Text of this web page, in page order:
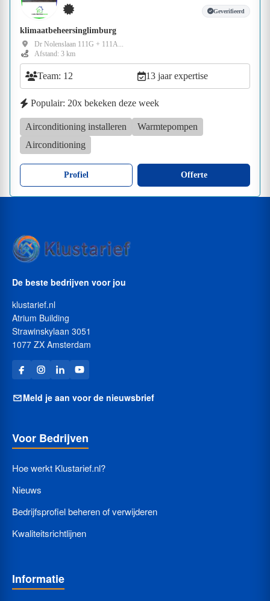
Geverifieerd
klimaatbeheersinglimburg
Dr Nolenslaan 111G + 111A...
Afstand: 3 km
Team: 12 13 jaar expertise
Populair: 20x bekeken deze week
Airconditioning installeren
Warmtepompen
Airconditioning
Profiel Offerte
De beste bedrijven voor jou
klustarief.nl
Atrium Building
Strawinskylaan 3051
1077 ZX Amsterdam
Meld je aan voor de nieuwsbrief
Voor Bedrijven
Hoe werkt Klustarief.nl?
Nieuws
Bedrijfsprofiel beheren of verwijderen
Kwaliteitsrichtlijnen
Informatie